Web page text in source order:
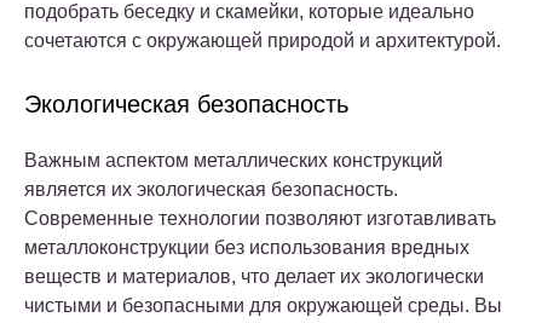
подобрать беседку и скамейки, которые идеально
сочетаются с окружающей природой и архитектурой.
Экологическая безопасность
Важным аспектом металлических конструкций
является их экологическая безопасность.
Современные технологии позволяют изготавливать
металлоконструкции без использования вредных
веществ и материалов, что делает их экологически
чистыми и безопасными для окружающей среды. Вы